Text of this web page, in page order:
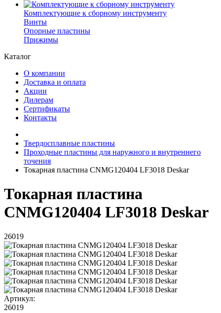
Комплектующие к сборному инструменту
Винты
Опорные пластины
Прижимы
Каталог
О компании
Доставка и оплата
Акции
Дилерам
Сертификаты
Контакты
Твердосплавные пластины
Проходные пластины для наружного и внутреннего
точения
Токарная пластина CNMG120404 LF3018 Deskar
Токарная пластина
CNMG120404 LF3018 Deskar
26019
Артикул:
26019